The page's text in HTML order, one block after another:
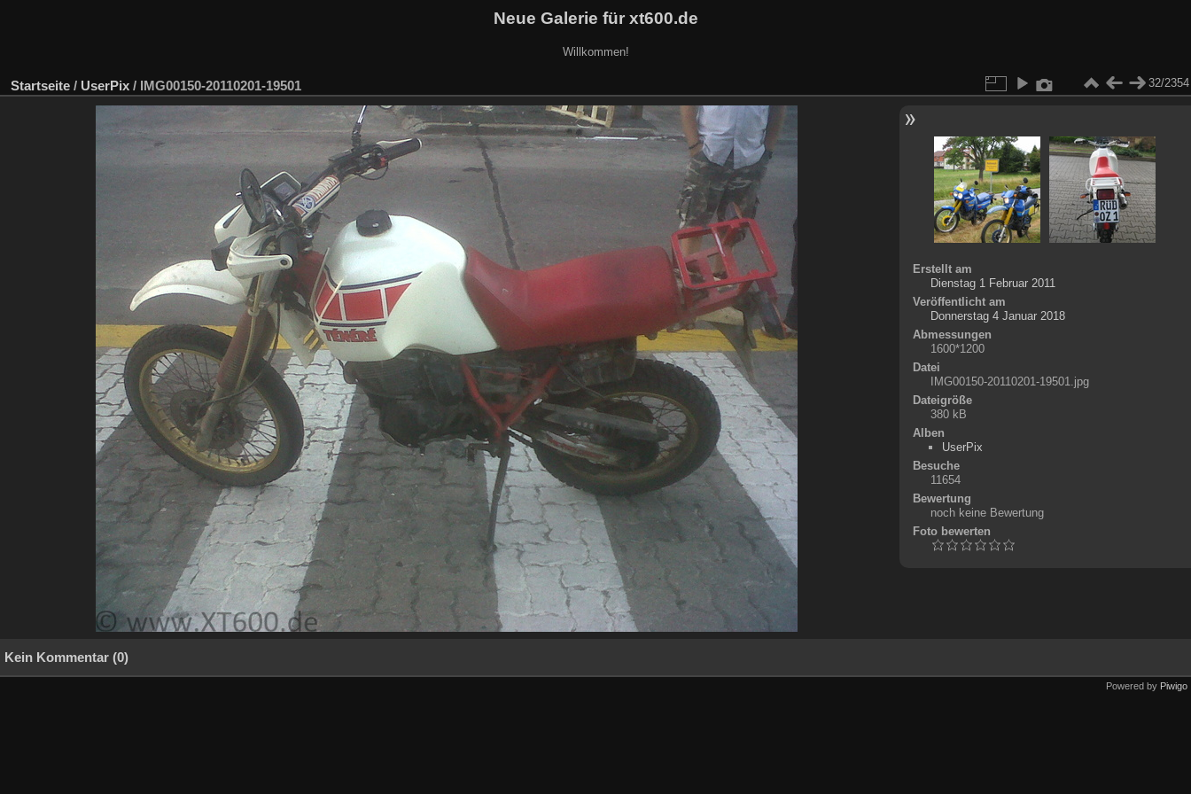
Neue Galerie für xt600.de
Willkommen!
Startseite / UserPix / IMG00150-20110201-19501 32/2354
Erstellt am
Dienstag 1 Februar 2011
Veröffentlicht am
Donnerstag 4 Januar 2018
Abmessungen
1600*1200
Datei
IMG00150-20110201-19501.jpg
Dateigröße
380 kB
Alben
UserPix
Besuche
11654
Bewertung
noch keine Bewertung
Foto bewerten
Kein Kommentar (0)
Powered by Piwigo